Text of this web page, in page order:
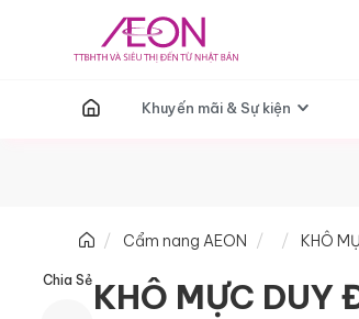
T Khuyến mãi & Sự kiện
Cẩm nang AEON KHÔ
Chia Sẻ KHÔ MỰC DUY